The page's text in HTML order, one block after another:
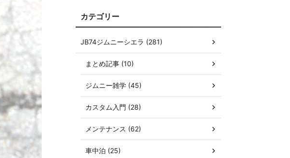
カテゴリー
JB74ジムニーシエラ (281)
まとめ記事 (10)
ジムニー雑学 (45)
カスタム入門 (28)
メンテナンス (62)
車中泊 (25)